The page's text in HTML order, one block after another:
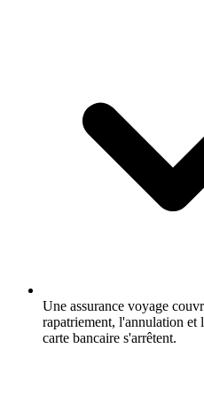
Une assurance voyage
rapatriement, l'annulation et
carte bancaire s'arrêtent.